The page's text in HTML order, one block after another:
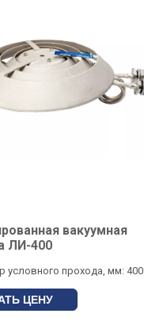
вакуумная
ЛИ-400
условного прохода, мм: 400
ЦЕНУ